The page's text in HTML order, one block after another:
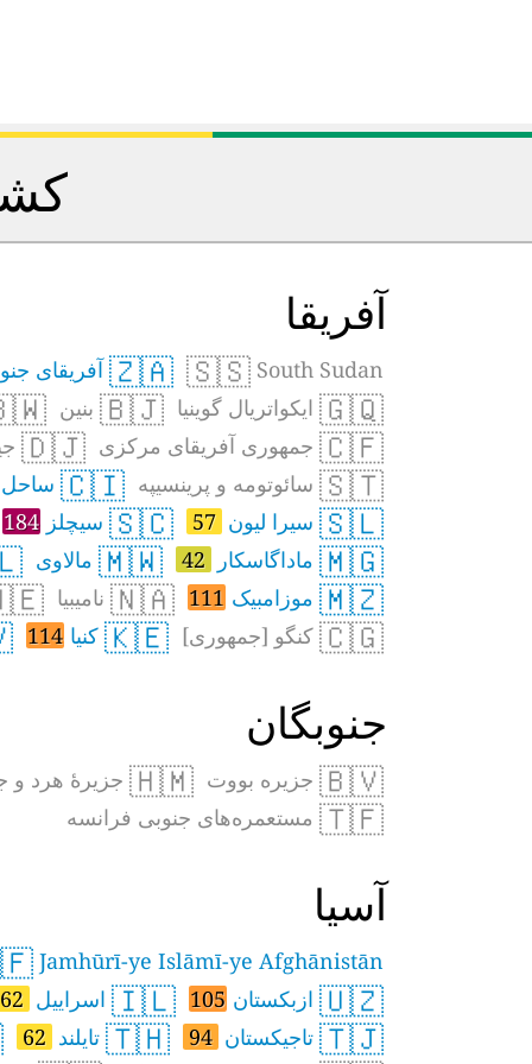
آفریقا
🇸🇸 South Sudan
🇿🇦آفریقای
🇬🇶 ایکواتریال گوینیا 🇧🇯 بنین
🇨🇫 جمهوری آفریقای مرکزی 🇩🇯
🇸🇹 سائوتومه و پرینسیپه 🇨🇮
🇸🇱 سیرا لیون 57
🇸🇨 سیچلز 184
🇲🇬 ماداگاسکار 42
🇲🇼 مالاوی
🇲🇿 موزامبیک 111
🇳🇦 نامیبیا
🇨🇬 کنگو [جمهوری] 🇰🇪 کنیا 114
جنوبگان
🇧🇻 جزیره بووت 🇭🇲 جزیرهٔ هرد و
🇹🇫 مستعمره‌های جنوبی فرانسه
آسیا
Jamhūrī-ye Islāmī-ye Afghānistān
🇺🇿 ازبکستان 105
🇮🇱 اسراییل 62
🇹🇯 تاجیکستان 94
🇹🇭 تایلند 62